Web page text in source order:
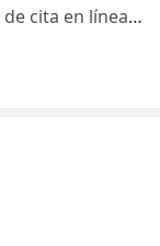
Este especialista no ofrece reserva de cita en línea en esta dirección.